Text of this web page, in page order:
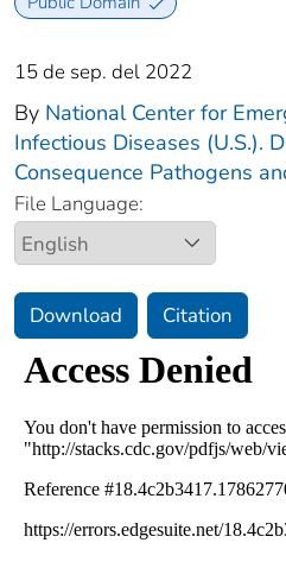
15 de sep. del 2022
By National Center for
Infectious Diseases (U.S.).
Consequence Pathogens
File Language:
Download Citation